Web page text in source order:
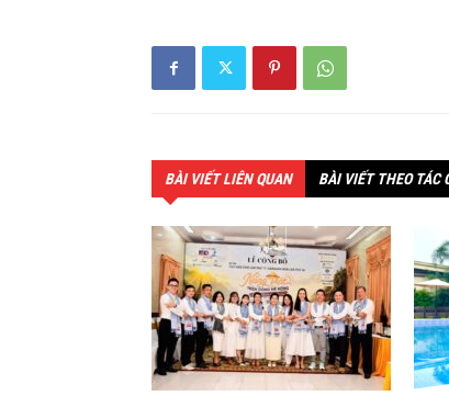
BÀI VIẾT LIÊN QUAN BÀI VIẾT THEO TÁC